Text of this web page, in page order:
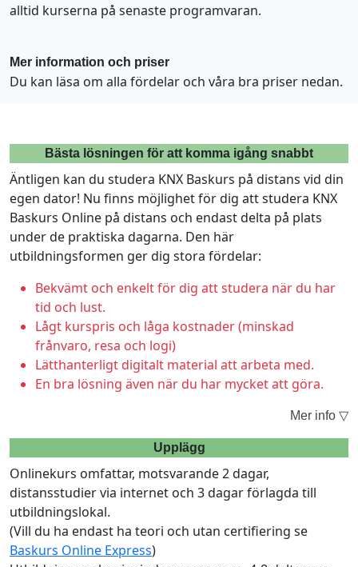
alltid kurserna på senaste programvaran.
Mer information och priser
Du kan läsa om alla fördelar och våra bra priser nedan.
Bästa lösningen för att komma igång snabbt
Äntligen kan du studera KNX Baskurs på distans vid din
egen dator! Nu finns möjlighet för dig att studera KNX
Baskurs Online på distans och endast delta på plats
under de praktiska dagarna. Den här
utbildningsformen ger dig stora fördelar:
Bekvämt och enkelt för dig att studera när du har
tid och lust.
Lågt kurspris och låga kostnader (minskad
frånvaro, resa och logi)
Lätthanterligt digitalt material att arbeta med.
En bra lösning även när du har mycket att göra.
Mer info ▽
Upplägg
Onlinekurs omfattar, motsvarande 2 dagar,
distansstudier via internet och 3 dagar förlagda till
utbildningslokal.
(Vill du ha endast ha teori och utan certifiering se
Baskurs Online Express)